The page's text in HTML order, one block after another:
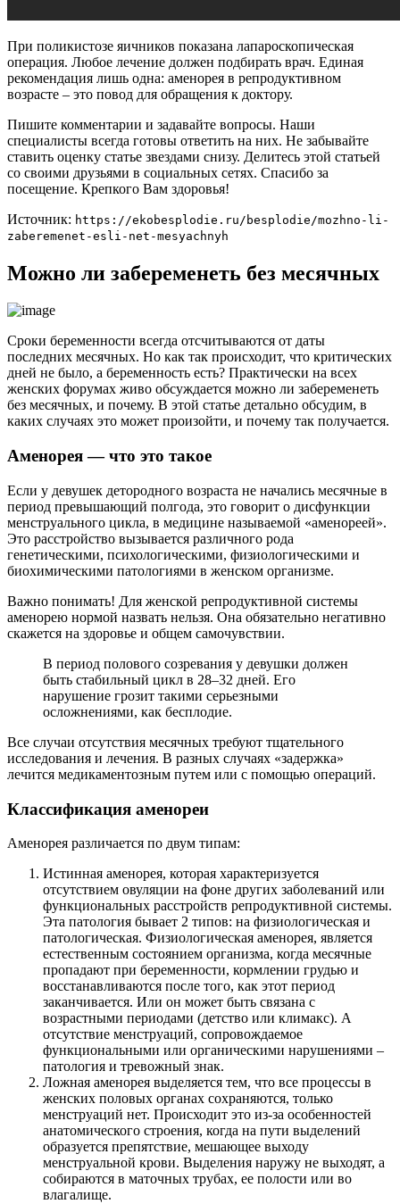
При поликистозе яичников показана лапароскопическая
операция. Любое лечение должен подбирать врач. Единая
рекомендация лишь одна: аменорея в репродуктивном
возрасте – это повод для обращения к доктору.
Пишите комментарии и задавайте вопросы. Наши
специалисты всегда готовы ответить на них. Не забывайте
ставить оценку статье звездами снизу. Делитесь этой статьей
со своими друзьями в социальных сетях. Спасибо за
посещение. Крепкого Вам здоровья!
Источник: https://ekobesplodie.ru/besplodie/mozhno-li-
zaberemenet-esli-net-mesyachnyh
Можно ли забеременеть без месячных
Сроки беременности всегда отсчитываются от даты
последних месячных. Но как так происходит, что критических
дней не было, а беременность есть? Практически на всех
женских форумах живо обсуждается можно ли забеременеть
без месячных, и почему. В этой статье детально обсудим, в
каких случаях это может произойти, и почему так получается.
Аменорея — что это такое
Если у девушек детородного возраста не начались месячные в
период превышающий полгода, это говорит о дисфункции
менструального цикла, в медицине называемой «аменореей».
Это расстройство вызывается различного рода
генетическими, психологическими, физиологическими и
биохимическими патологиями в женском организме.
Важно понимать! Для женской репродуктивной системы
аменорею нормой назвать нельзя. Она обязательно негативно
скажется на здоровье и общем самочувствии.
В период полового созревания у девушки должен
быть стабильный цикл в 28–32 дней. Его
нарушение грозит такими серьезными
осложнениями, как бесплодие.
Все случаи отсутствия месячных требуют тщательного
исследования и лечения. В разных случаях «задержка»
лечится медикаментозным путем или с помощью операций.
Классификация аменореи
Аменорея различается по двум типам:
Истинная аменорея, которая характеризуется
отсутствием овуляции на фоне других заболеваний или
функциональных расстройств репродуктивной системы.
Эта патология бывает 2 типов: на физиологическая и
патологическая. Физиологическая аменорея, является
естественным состоянием организма, когда месячные
пропадают при беременности, кормлении грудью и
восстанавливаются после того, как этот период
заканчивается. Или он может быть связана с
возрастными периодами (детство или климакс). А
отсутствие менструаций, сопровождаемое
функциональными или органическими нарушениями –
патология и тревожный знак.
Ложная аменорея выделяется тем, что все процессы в
женских половых органах сохраняются, только
менструаций нет. Происходит это из-за особенностей
анатомического строения, когда на пути выделений
образуется препятствие, мешающее выходу
менструальной крови. Выделения наружу не выходят, а
собираются в маточных трубах, ее полости или во
влагалище.